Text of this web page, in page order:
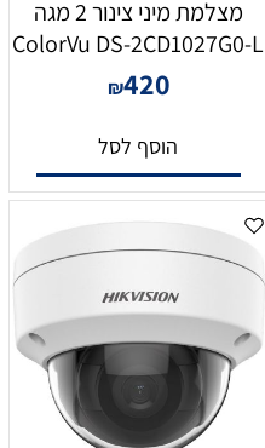
מצלמת מיני צינור 2 מגה
ColorVu DS-2CD1027G0-L
₪420
הוסף לסל